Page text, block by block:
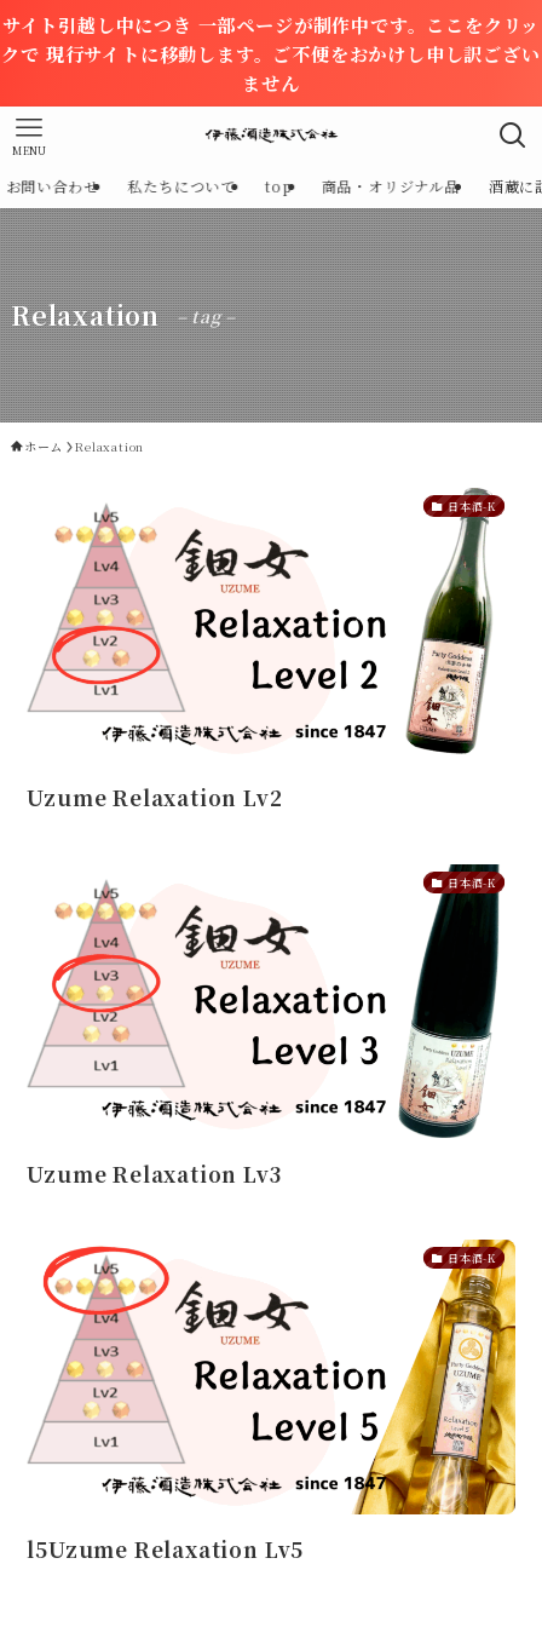
サイト引越し中につき 一部ページが制作中です。ここをクリッ
クで 現行サイトに移動します。ご不便をおかけし申し訳ござい
ません
MENU
お問い合わせ 私たちについて top 商品・オリジナル品 酒蔵に
Relaxation – tag –
ホーム Relaxation
日本酒-K
Uzume Relaxation Lv2
日本酒-K
Uzume Relaxation Lv3
日本酒-K
l5Uzume Relaxation Lv5